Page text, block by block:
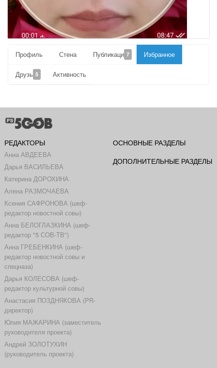
Профиль Стена Публикации7 Избранное
Друзья5 Активность
РЕДАКТОРЫ
Анна АВДЕЕВА
Дарья ВАСИЛЬЕВА
Катерина ДОРОХИНА
Алена РАЗМОЧАЕВА
Ксения САФРОНОВА (шеф-
редактор новостной совы)
Анна БЕЛОГЛАЗКИНА (шеф-
редактор "5 СОВ-ТВ")
Анна ГРЕБЕНКИНА (шеф-
редактор новостной совы и
спецназа)
Дарья КОЛЕСОВА (шеф-
редактор культурной совы)
Анастасия ПОЗДНЯКОВА (PR-
директор)
Юлия МАЖАРИНА (заместитель
руководителя проекта)
Андрей ЗОЛОТУХИН
(руководитель проекта)
ОСНОВНЫЕ РАЗДЕЛЫ
ДОПОЛНИТЕЛЬНЫЕ РАЗДЕЛЫ